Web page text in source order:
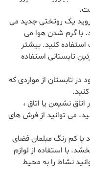
یک روتختی جدید می
با گرم شدن هوا می
استفاده کنید. بیشتر
تابستانی استفاده
در تابستان از مواردی که
نشیمن یا اتاق ،
می توانید از فرش های
کم رنگ مبلمان فضای
با استفاده از لوازم
نشاط را به محیط